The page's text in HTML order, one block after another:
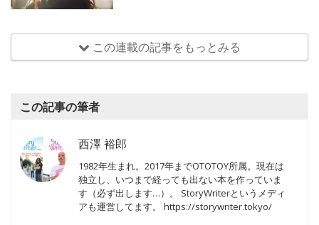
この連載の記事をもっとみる
この記事の筆者
西澤 裕郎
1982年生まれ。2017年までOTOTOY所属。現在は
独立し、いつまで経っても出ない本を作っていま
す（必ず出します…）。 StoryWriterというメディ
アも運営してます。 https://storywriter.tokyo/